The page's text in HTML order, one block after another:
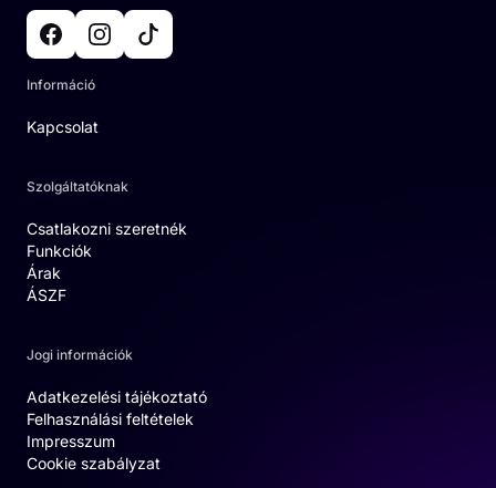
Információ
Kapcsolat
Szolgáltatóknak
Csatlakozni szeretnék
Funkciók
Árak
ÁSZF
Jogi információk
Adatkezelési tájékoztató
Felhasználási feltételek
Impresszum
Cookie szabályzat